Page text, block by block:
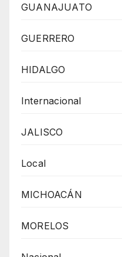
GUANAJUATO
GUERRERO
HIDALGO
Internacional
JALISCO
Local
MICHOACÁN
MORELOS